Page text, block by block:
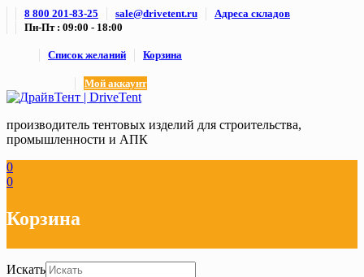
Skip8 800 201-83-25 sale@drivetent.ru
Адреса складов
Пн-Пт : 09:00 - 18:00
Список желаний Корзина
Мой аккаунт
производитель тентовых изделий для строительства,
промышленности и АПК
0
0
Корзина
Искать